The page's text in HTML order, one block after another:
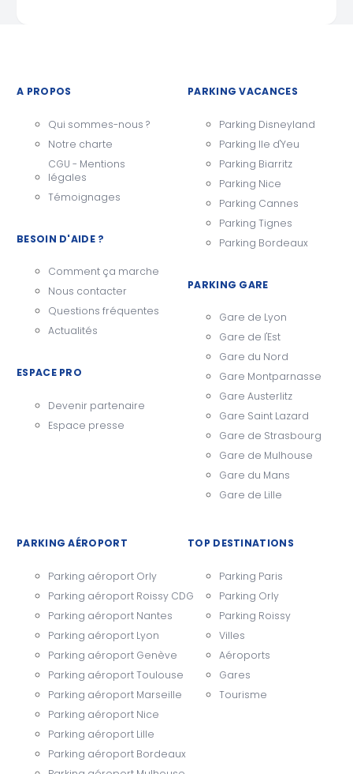
A PROPOS
Qui sommes-nous ?
Notre charte
CGU - Mentions
légales
Témoignages
BESOIN D'AIDE ?
Comment ça marche
Nous contacter
Questions fréquentes
Actualités
ESPACE PRO
Devenir partenaire
Espace presse
PARKING VACANCES
Parking Disneyland
Parking Ile d'Yeu
Parking Biarritz
Parking Nice
Parking Cannes
Parking Tignes
Parking Bordeaux
PARKING GARE
Gare de Lyon
Gare de l'Est
Gare du Nord
Gare Montparnasse
Gare Austerlitz
Gare Saint Lazard
Gare de Strasbourg
Gare de Mulhouse
Gare du Mans
Gare de Lille
PARKING AÉROPORT
Parking aéroport Orly
Parking aéroport Roissy CDG
Parking aéroport Nantes
Parking aéroport Lyon
Parking aéroport Genève
Parking aéroport Toulouse
Parking aéroport Marseille
Parking aéroport Nice
Parking aéroport Lille
Parking aéroport Bordeaux
TOP DESTINATIONS
Parking Paris
Parking Orly
Parking Roissy
Villes
Aéroports
Gares
Tourisme